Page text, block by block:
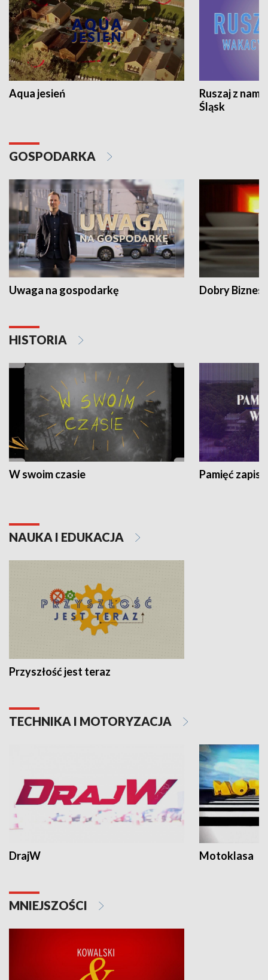
Aqua jesień
Ruszaj z
Śląsk
GOSPODARKA
Uwaga na gospodarkę Dobry Biznes
HISTORIA
W swoim czasie Pamięć
NAUKA I EDUKACJA
Przyszłość jest teraz
TECHNIKA I MOTORYZACJA
DrajW Motoklasa
MNIEJSZOŚCI